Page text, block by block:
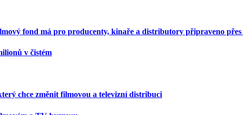
fond má pro producenty, kinaře a distributory připraveno přes
v čistém
chce změnit filmovou a televizní distribuci